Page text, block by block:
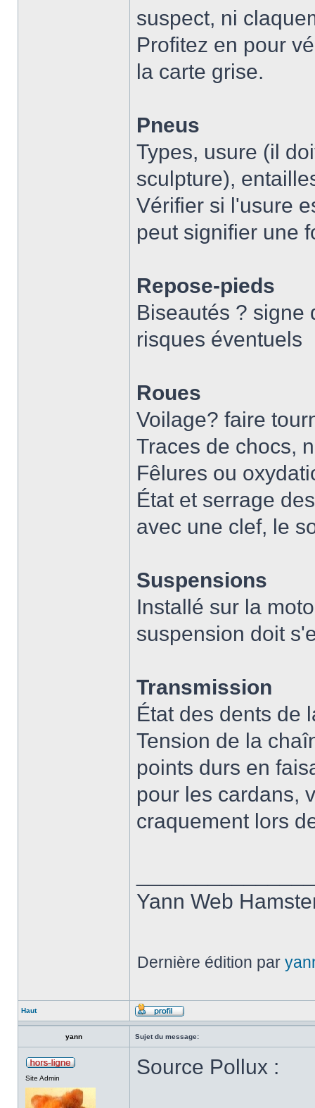
suspect, ni
Profitez en pour
la carte grise.
Pneus
Types, usure (il
sculpture),
Vérifier si l'usure
peut signifier une
Repose-pieds
Biseautés ? signe
risques éventuels
Roues
Voilage? faire
Traces de chocs,
Fêlures ou
État et serrage
avec une clef, le
Suspensions
Installé sur la
suspension doit
Transmission
État des dents de
Tension de la
points durs en
pour les cardans,
craquement lors
Yann Web
Dernière édition par
Haut
yann Sujet du message:
Site Admin Source Pollux :